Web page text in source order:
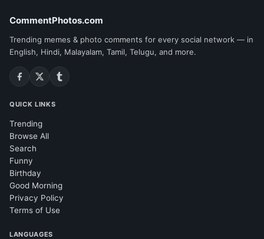
CommentPhotos.com
Trending memes & photo comments for every social network — in
English, Hindi, Malayalam, Tamil, Telugu, and more.
QUICK LINKS
Trending
Browse All
Search
Funny
Birthday
Good Morning
Privacy Policy
Terms of Use
LANGUAGES